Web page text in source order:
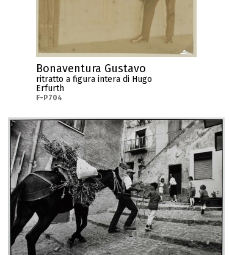
Bonaventura Gustavo
ritratto a figura intera di Hugo
Erfurth
F-P704